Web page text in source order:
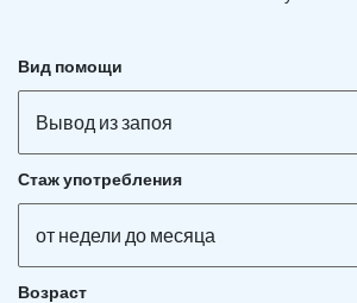
Вид помощи
Вывод из запоя
Стаж употребления
от недели до месяца
Возраст